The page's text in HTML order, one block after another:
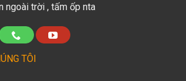
ngoài trời, tấm ốp nta
TÔI